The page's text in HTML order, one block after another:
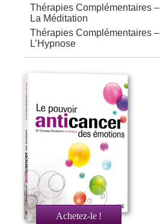
Thérapies Complémentaires –
La Méditation
Thérapies Complémentaires –
L’Hypnose
Achetez-le !